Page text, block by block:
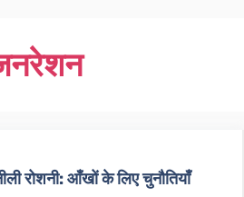
रोशनी: आँखों के लिए चुनौतियाँ